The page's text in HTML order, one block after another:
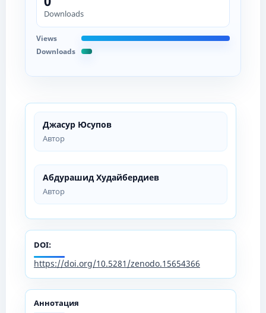
Джасур Юсупов
Автор
Абдурашид Худайбердиев
Автор
DOI:
https://doi.org/10.5281/zenodo.15654366
Аннотация
Downloads
Views
Downloads